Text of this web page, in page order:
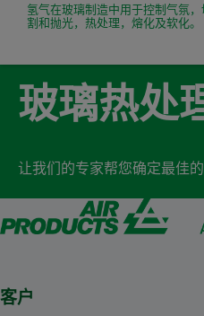
氢气在玻璃制造中用于控制气氛，
割和抛光，热处理，熔化及软化。
玻璃热处
让我们的专家帮您确定最佳
客户